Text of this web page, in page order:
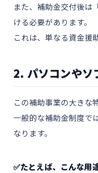
また、補助金交付後は
ける必要があります。
これは、単なる資金援
2. パソコンやソ
この補助事業の大きな
一般的な補助金制度で
なります。
✅たとえば、こんな用